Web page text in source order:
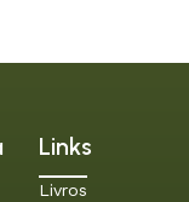
Links
Livros